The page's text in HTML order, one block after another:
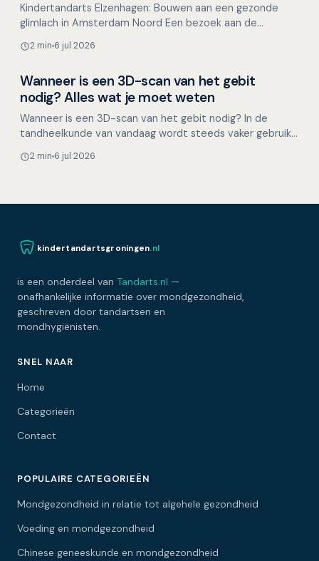
Kindertandarts Elzenhagen: Bouwen aan een gezonde
glimlach in Amsterdam Noord Een bezoek aan de
zijn. Ste…
2 min 6 jul 2026
Overig nieuws
Wanneer is een 3D-scan van het gebit
nodig? Alles wat je moet weten
Wanneer is een 3D-scan van het gebit nodig? In de
tandheelkunde van vandaag wordt steeds vaker gebruik
kaakstr…
2 min 6 jul 2026
kindertandartsgroningen.nl
is een onderdeel van Tandarts.nl —
onafhankelijke informatie over mondgezondheid,
geschreven door tandartsen en
mondhygiënisten.
SNEL NAAR
Home
Categorieën
Contact
POPULAIRE CATEGORIEËN
Mondgezondheid in relatie tot algehele gezondheid
Voeding en mondgezondheid
Chinese geneeskunde en mondgezondheid